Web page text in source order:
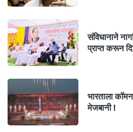
संविधानाने
प्राप्त करून
भारताला
मेजबानी !